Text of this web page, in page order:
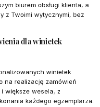
biurem obsługi klienta, a
z Twoimi wytycznymi, bez
dla winietek
winietek
na realizację zamówień
większe wesela, z
każdego egzemplarza.